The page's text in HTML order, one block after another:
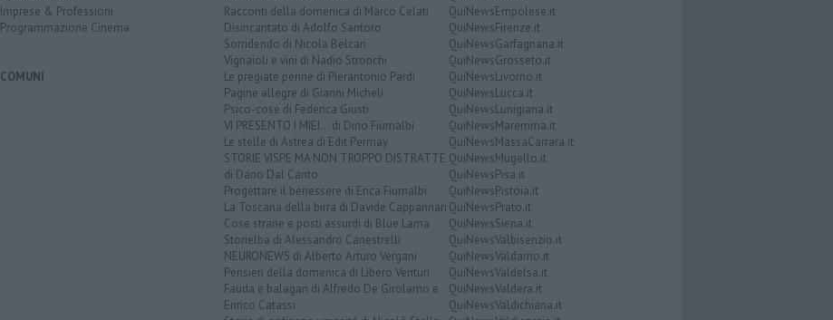
Imprese & Professioni
Programmazione Cinema
COMUNI
Racconti della domenica di Marco Celati
Disincantato di Adolfo Santoro
Sorridendo di Nicola Belcari
Vignaioli e vini di Nadio Stronchi
Le pregiate penne di Pierantonio Pardi
Pagine allegre di Gianni Micheli
Psico-cose di Federica Giusti
VI PRESENTO I MIEI... di Dino Fiumalbi
Le stelle di Astrea di Edit Permay
STORIE VISPE MA NON TROPPO DISTRATTE
di Dario Dal Canto
Progettare il benessere di Erica Fiumalbi
La Toscana della birra di Davide Cappannari
Cose strane e posti assurdi di Blue Lama
Storielba di Alessandro Canestrelli
NEURONEWS di Alberto Arturo Vergani
Pensieri della domenica di Libero Venturi
Fauda e balagan di Alfredo De Girolamo e
Enrico Catassi
QuiNewsEmpolese.it
QuiNewsFirenze.it
QuiNewsGarfagnana.it
QuiNewsGrosseto.it
QuiNewsLivorno.it
QuiNewsLucca.it
QuiNewsLunigiana.it
QuiNewsMaremma.it
QuiNewsMassaCarrara.it
QuiNewsMugello.it
QuiNewsPisa.it
QuiNewsPistoia.it
QuiNewsPrato.it
QuiNewsSiena.it
QuiNewsValbisenzio.it
QuiNewsValdarno.it
QuiNewsValdelsa.it
QuiNewsValdera.it
QuiNewsValdichiana.it